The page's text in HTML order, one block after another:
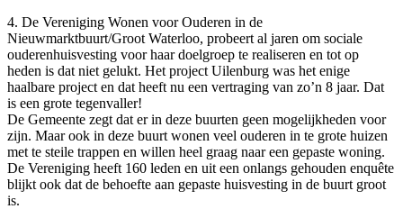
4. De Vereniging Wonen voor Ouderen in de
Nieuwmarktbuurt/Groot Waterloo, probeert al jaren om sociale
ouderenhuisvesting voor haar doelgroep te realiseren en tot op
heden is dat niet gelukt. Het project Uilenburg was het enige
haalbare project en dat heeft nu een vertraging van zo’n 8 jaar. Dat
is een grote tegenvaller!
De Gemeente zegt dat er in deze buurten geen mogelijkheden voor
zijn. Maar ook in deze buurt wonen veel ouderen in te grote huizen
met te steile trappen en willen heel graag naar een gepaste woning.
De Vereniging heeft 160 leden en uit een onlangs gehouden enquête
blijkt ook dat de behoefte aan gepaste huisvesting in de buurt groot
is.